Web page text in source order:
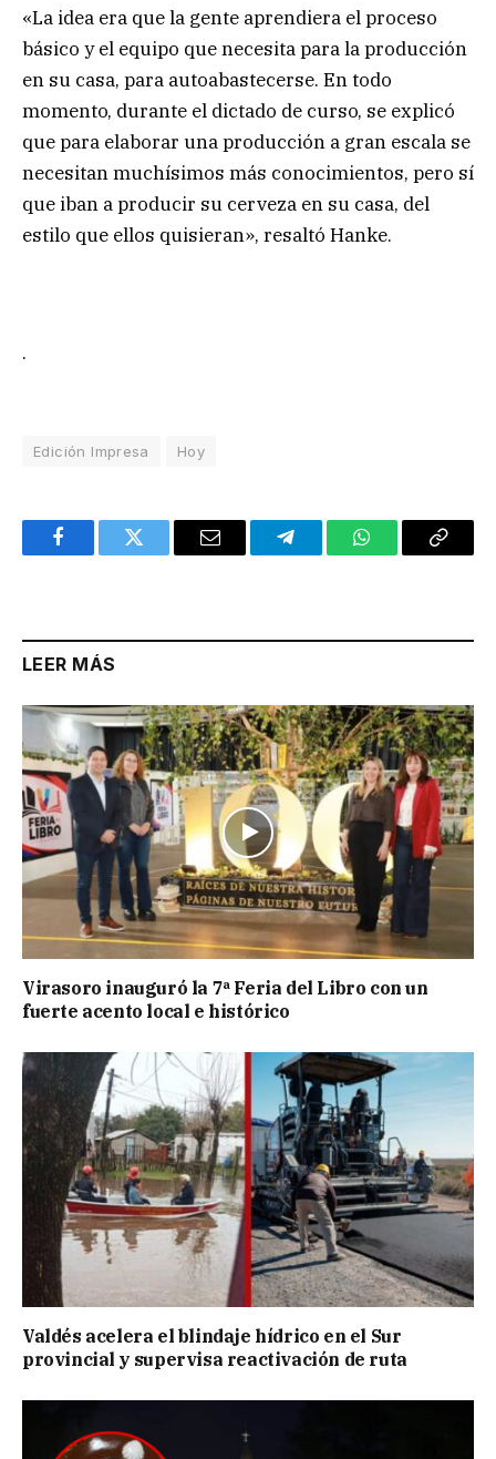
«La idea era que la gente aprendiera el proceso
básico y el equipo que necesita para la producción
en su casa, para autoabastecerse. En todo
momento, durante el dictado de curso, se explicó
que para elaborar una producción a gran escala se
necesitan muchísimos más conocimientos, pero sí
que iban a producir su cerveza en su casa, del
estilo que ellos quisieran», resaltó Hanke.
.
Edición Impresa Hoy
FacebookTwitter Email TelegramWhatsAppCopy
LEER MÁS
Virasoro inauguró la 7ª Feria del Libro con un
fuerte acento local e histórico
Valdés acelera el blindaje hídrico en el Sur
provincial y supervisa reactivación de ruta